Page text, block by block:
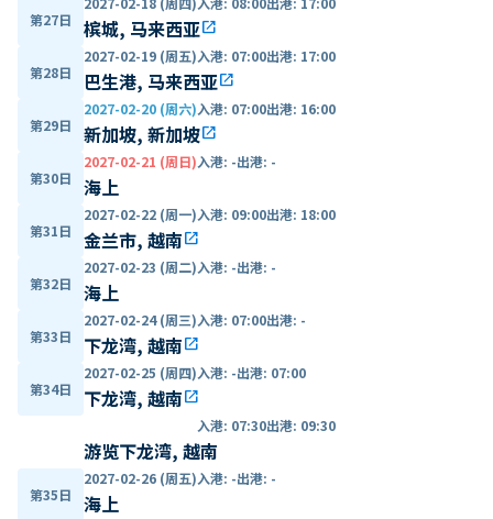
第27日 槟城, 马来西亚open_in_new
第28日
2027-02-19 (周五)入港: 07:00出港: 17:00
巴生港, 马来西亚open_in_new
第29日
2027-02-20 (周六)入港: 07:00出港: 16:00
新加坡, 新加坡open_in_new
第30日
2027-02-21 (周日)入港: -出港: -
海上
第31日
2027-02-22 (周一)入港: 09:00出港: 18:00
金兰市, 越南open_in_new
第32日
2027-02-23 (周二)入港: -出港: -
海上
第33日
2027-02-24 (周三)入港: 07:00出港: -
下龙湾, 越南open_in_new
第34日
2027-02-25 (周四)入港: -出港: 07:00
下龙湾, 越南open_in_new
入港: 07:30出港: 09:30
游览下龙湾, 越南
第35日
2027-02-26 (周五)入港: -出港: -
海上